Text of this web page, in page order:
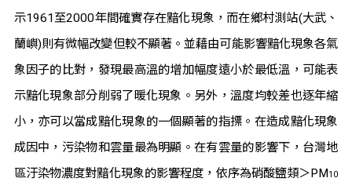
示1961至2000年間確實存在黯化現象，而在鄉村測站(大武、
蘭嶼)則有微幅改變但較不顯著。並藉由可能影響黯化現象各氣
象因子的比對，發現最高溫的增加幅度遠小於最低溫，可能表
示黯化現象部分削弱了暖化現象。另外，溫度均較差也逐年縮
小，亦可以當成黯化現象的一個顯著的指摽。在造成黯化現象
成因中，污染物和雲量最為明顯。在有雲量的影響下，台灣地
區汙染物濃度對黯化現象的影響程度，依序為硝酸鹽類＞PM10